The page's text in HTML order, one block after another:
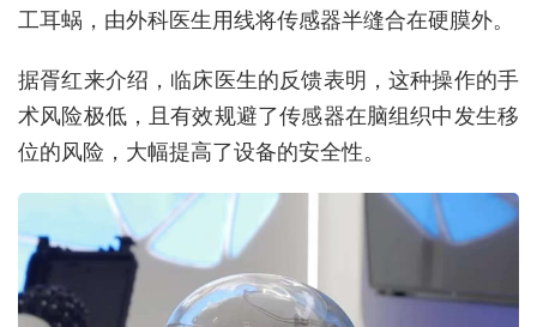
工耳蜗，由外科医生用线将传感器半缝合在硬膜外。
据胥红来介绍，临床医生的反馈表明，这种操作的手
术风险极低，且有效规避了传感器在脑组织中发生移
位的风险，大幅提高了设备的安全性。